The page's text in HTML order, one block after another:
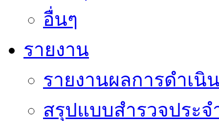
อื่นๆ
รายงาน
รายงานผลการดำเนิ
สรุปแบบสำรวจประจ